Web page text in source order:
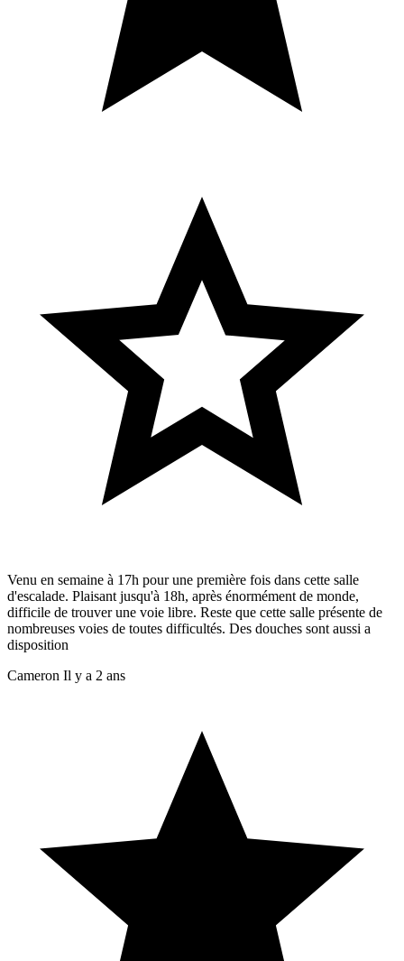
Venu en semaine à 17h pour une première fois dans cette salle
d'escalade. Plaisant jusqu'à 18h, après énormément de monde,
difficile de trouver une voie libre. Reste que cette salle présente de
nombreuses voies de toutes difficultés. Des douches sont aussi a
disposition
Cameron Il y a 2 ans